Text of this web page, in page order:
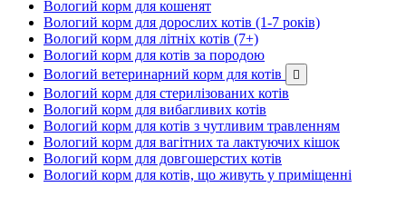
Вологий корм для кошенят
Вологий корм для дорослих котів (1-7 років)
Вологий корм для літніх котів (7+)
Вологий корм для котів за породою
Вологий ветеринарний корм для котів

Вологий корм для стерилізованих котів
Вологий корм для вибагливих котів
Вологий корм для котів з чутливим травленням
Вологий корм для вагітних та лактуючих кішок
Вологий корм для довгошерстих котів
Вологий корм для котів, що живуть у приміщенні